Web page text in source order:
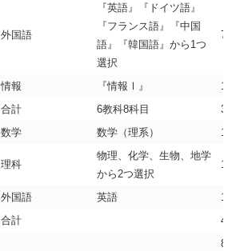
外国語
『英語』『ドイツ語』
『フランス語』『中国
語』『韓国語』から1つ
選択
75
情報 『情報Ⅰ』
10
合計
6教科8科目
数学 数学（理系）
理科
物理、化学、生物、地学
から2つ選択
外国語 英語
合計